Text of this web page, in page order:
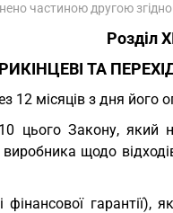
частиною другою
Розділ
ТА
12 місяців з дня його
цього Закону, який
щодо